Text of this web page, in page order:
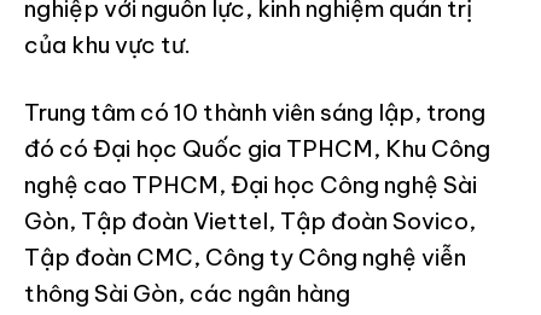
nghiệp với nguồn lực, kinh nghiệm quản trị
của khu vực tư.
Trung tâm có 10 thành viên sáng lập, trong
đó có Đại học Quốc gia TPHCM, Khu Công
nghệ cao TPHCM, Đại học Công nghệ Sài
Gòn, Tập đoàn Viettel, Tập đoàn Sovico,
Tập đoàn CMC, Công ty Công nghệ viễn
thông Sài Gòn, các ngân hàng